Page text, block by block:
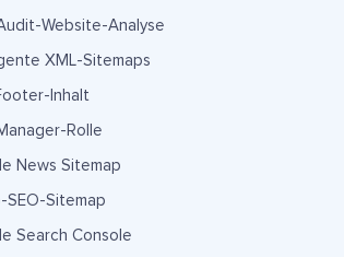
Website-Analyse
XML-Sitemaps
Inhalt
Rolle
News Sitemap
SEO-Sitemap
Search Console